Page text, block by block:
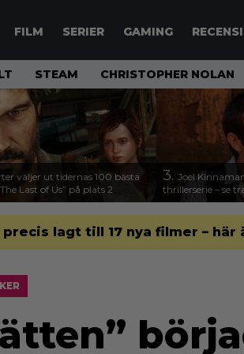
FILM SERIER GAMING
STEAM CHRISTOPHER NOLAN
väljer ut tidernas 100 bästa
Last of Us” på plats 2
3. Joel
thrillerserie – se
precis lagt till 17 nya filmer –